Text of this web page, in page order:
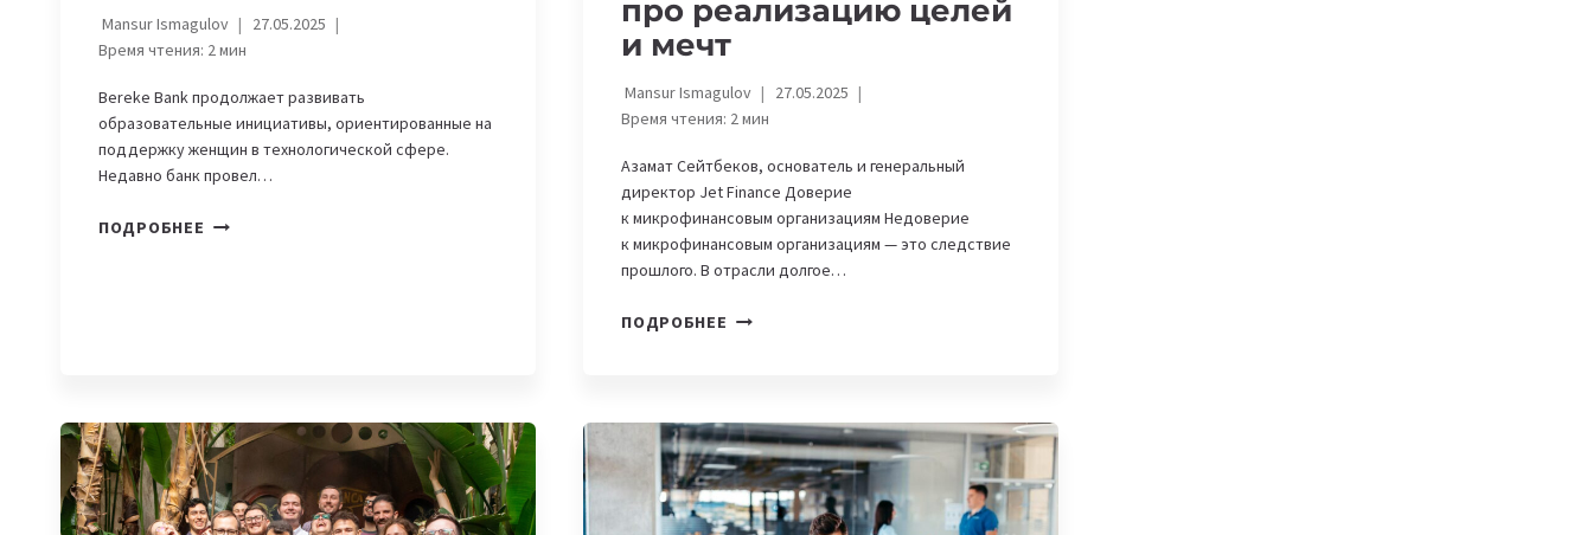
Mansur Ismagulov
27.05.2025
Время чтения: 2мин
Bereke Bank продолжает развивать
образовательные инициативы, ориентированные на
поддержку женщин в технологической сфере.
Недавно банк провел…
ПОДРОБНЕЕ ПЕРВЫЕ
ПУТЬ
ЖЕНЩИНАМ
В
АНАЛИТИКУ
про реализацию целей
и мечт
Mansur Ismagulov
27.05.2025
Время чтения: 2мин
Азамат Сейтбеков, основатель и генеральный
директор Jet Finance Доверие
к микрофинансовым организациям Недоверие
к микрофинансовым организациям — это следствие
прошлого. В отрасли долгое…
ПОДРОБНЕЕ ПОЧЕМУ
ЭТО
НЕ
ВСЕГДА
ПРО